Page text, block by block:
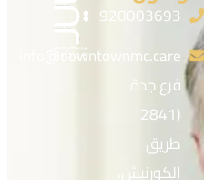
920003693
info@downtownmc.care
فرع جدة
(2841
طريق
الكورنيش،